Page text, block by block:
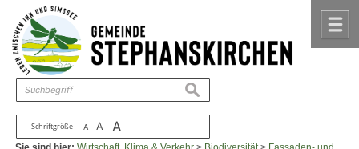
Zum Inhalt ,zur Navigation
Schriftgröße A A A
suchen
Sie sind hier: Wirtschaft, Klima & Verkehr > Biodiversität > Fassaden- und